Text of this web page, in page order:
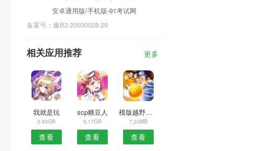
安卓通用版/手机版-91考试网
备案号：豫B2-20030028-29
相关应用推荐 更多
我就是玩
3.63GB
查看
scp糖豆人
9.17GB
查看
模版越野停车司机
7.23MB
查看